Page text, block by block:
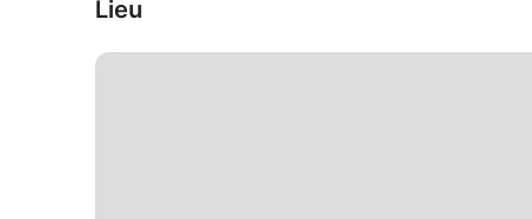
Lieu